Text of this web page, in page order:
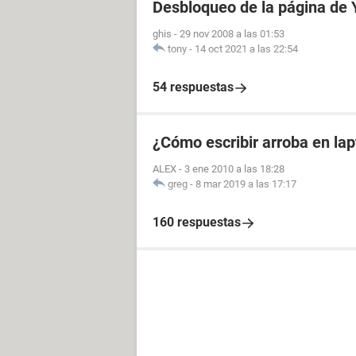
Desbloqueo de la página de
ghis - 29 nov 2008 a las 01:53
tony - 14 oct 2021 a las 22:54
54 respuestas
¿Cómo escribir arroba en
ALEX - 3 ene 2010 a las 18:28
greg - 8 mar 2019 a las 17:17
160 respuestas